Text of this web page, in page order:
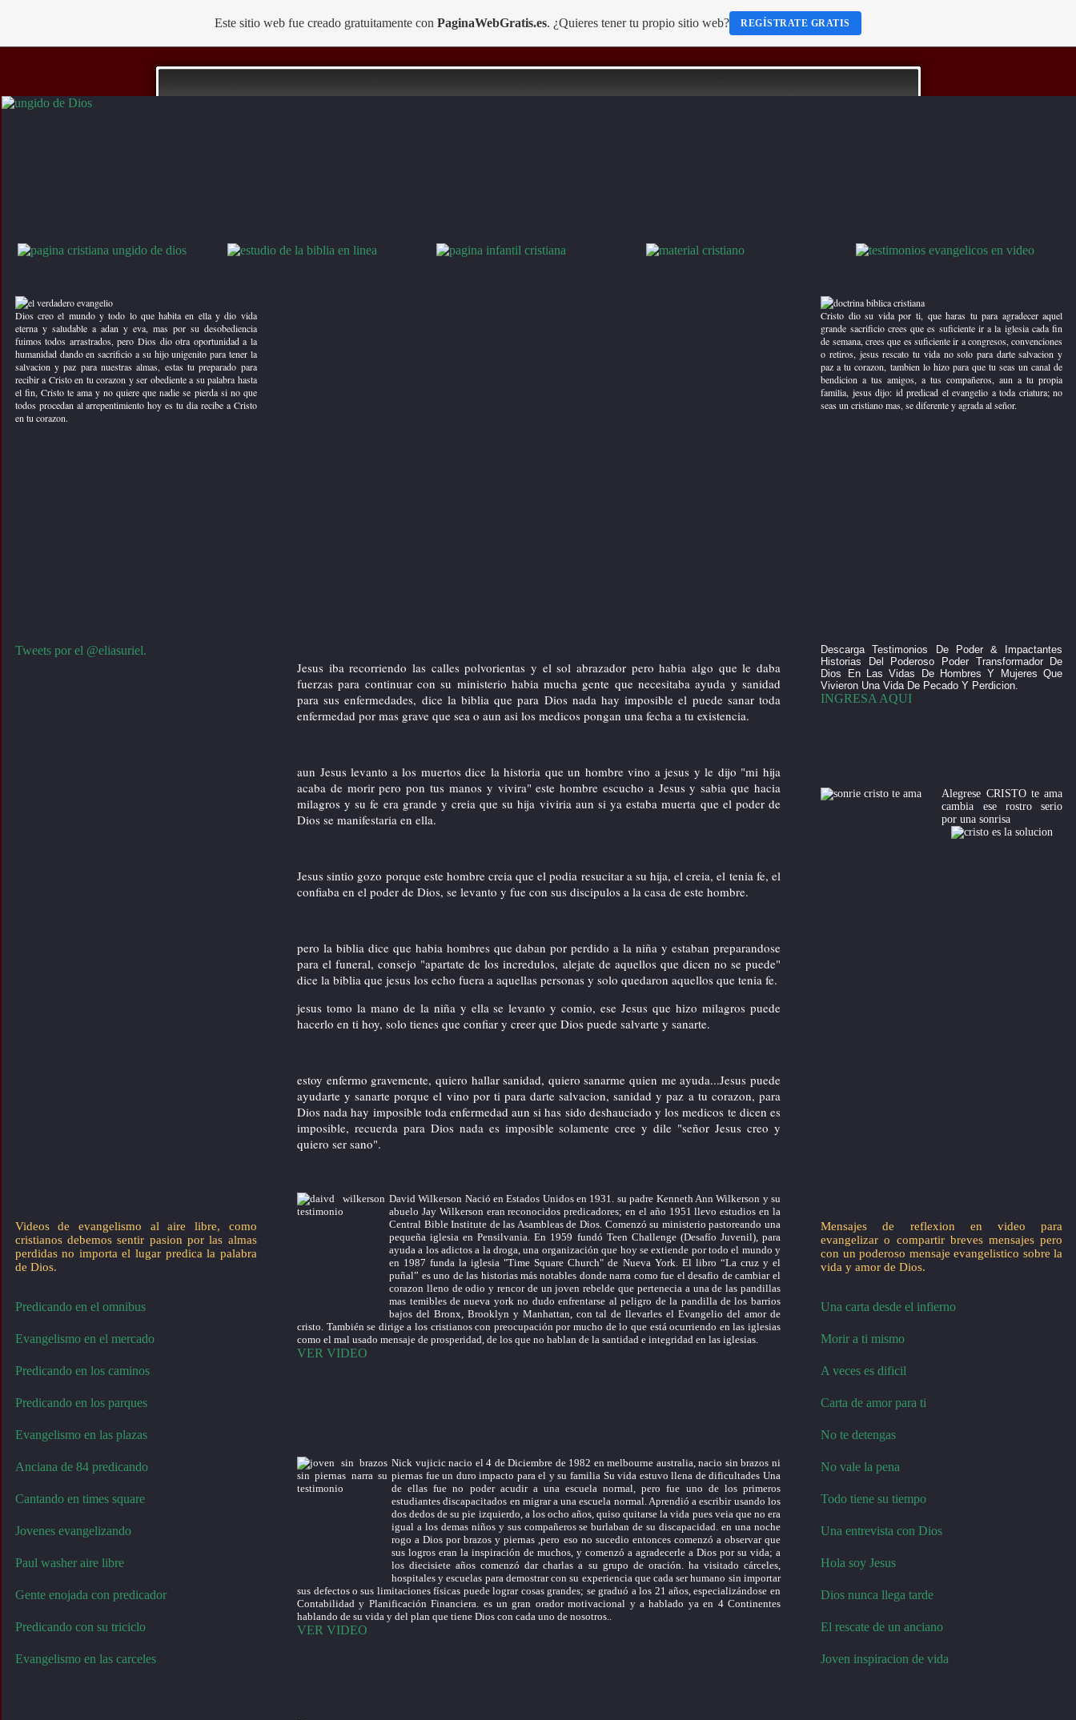
Testimonios Cristianos
Chat
predicas cristianas
recursos cristianos
evangelismo
=> joven inspiracion de vida
Dios creo el mundo y todo lo que habita en ella y dio vida
eterna y saludable a adan y eva, mas por su desobediencia
fuimos todos arrastrados, pero Dios dio otra oportunidad a la
humanidad dando en sacrificio a su hijo unigenito para tener la
salvacion y paz para nuestras almas, estas tu preparado para
recibir a Cristo en tu corazon y ser obediente a su palabra hasta
el fin, Cristo te ama y no quiere que nadie se pierda si no que
todos procedan al arrepentimiento hoy es tu dia recibe a Cristo
en tu corazon.
Cristo dio su vida por ti, que haras tu para agradecer aquel
grande sacrificio crees que es suficiente ir a la iglesia cada fin
de semana, crees que es suficiente ir a congresos, convenciones
o retiros, jesus rescato tu vida no solo para darte salvacion y
paz a tu corazon, tambien lo hizo para que tu seas un canal de
bendicion a tus amigos, a tus compañeros, aun a tu propia
familia, jesus dijo: id predicad el evangelio a toda criatura; no
seas un cristiano mas, se diferente y agrada al señor.
Tweets por el @eliasuriel.
Jesus iba recorriendo las calles polvorientas y el sol abrazador pero habia algo que le daba
fuerzas para continuar con su ministerio habia mucha gente que necesitaba ayuda y sanidad
para sus enfermedades, dice la biblia que para Dios nada hay imposible el puede sanar toda
enfermedad por mas grave que sea o aun asi los medicos pongan una fecha a tu existencia.
aun Jesus levanto a los muertos dice la historia que un hombre vino a jesus y le dijo "mi hija
acaba de morir pero pon tus manos y vivira" este hombre escucho a Jesus y sabia que hacia
milagros y su fe era grande y creia que su hija viviria aun si ya estaba muerta que el poder de
Dios se manifestaria en ella.
Jesus sintio gozo porque este hombre creia que el podia resucitar a su hija, el creia, el tenia fe, el
confiaba en el poder de Dios, se levanto y fue con sus discipulos a la casa de este hombre.
pero la biblia dice que habia hombres que daban por perdido a la niña y estaban preparandose
para el funeral, consejo "apartate de los incredulos, alejate de aquellos que dicen no se puede"
dice la biblia que jesus los echo fuera a aquellas personas y solo quedaron aquellos que tenia fe.
jesus tomo la mano de la niña y ella se levanto y comio, ese Jesus que hizo milagros puede
hacerlo en ti hoy, solo tienes que confiar y creer que Dios puede salvarte y sanarte.
estoy enfermo gravemente, quiero hallar sanidad, quiero sanarme quien me ayuda...Jesus puede
ayudarte y sanarte porque el vino por ti para darte salvacion, sanidad y paz a tu corazon, para
Dios nada hay imposible toda enfermedad aun si has sido deshauciado y los medicos te dicen es
imposible, recuerda para Dios nada es imposible solamente cree y dile "señor Jesus creo y
quiero ser sano".
Descarga Testimonios De Poder & Impactantes
Historias Del Poderoso Poder Transformador De
Dios En Las Vidas De Hombres Y Mujeres Que
Vivieron Una Vida De Pecado Y Perdicion.
INGRESA AQUI
Alegrese CRISTO te ama
cambia ese rostro serio
por una sonrisa
Videos de evangelismo al aire libre, como
cristianos debemos sentir pasion por las almas
perdidas no importa el lugar predica la palabra
de Dios.
Predicando en el omnibus
Evangelismo en el mercado
Predicando en los caminos
Predicando en los parques
Evangelismo en las plazas
Anciana de 84 predicando
Cantando en times square
Jovenes evangelizando
Paul washer aire libre
Gente enojada con predicador
Predicando con su triciclo
Evangelismo en las carceles
David Wilkerson Nació en Estados Unidos en 1931. su padre Kenneth Ann Wilkerson y su
abuelo Jay Wilkerson eran reconocidos predicadores; en el año 1951 llevo estudios en la
Central Bible Institute de las Asambleas de Dios. Comenzó su ministerio pastoreando una
pequeña iglesia en Pensilvania. En 1959 fundó Teen Challenge (Desafío Juvenil), para
ayuda a los adictos a la droga, una organización que hoy se extiende por todo el mundo y
en 1987 funda la iglesia "Time Square Church" de Nueva York. El libro “La cruz y el
puñal” es uno de las historias más notables donde narra como fue el desafio de cambiar el
corazon lleno de odio y rencor de un joven rebelde que pertenecia a una de las pandillas
mas temibles de nueva york no dudo enfrentarse al peligro de la pandilla de los barrios
bajos del Bronx, Brooklyn y Manhattan, con tal de llevarles el Evangelio del amor de
cristo. También se dirige a los cristianos con preocupación por mucho de lo que está ocurriendo en las iglesias
como el mal usado mensaje de prosperidad, de los que no hablan de la santidad e integridad en las iglesias.
VER VIDEO
Nick vujicic nacio el 4 de Diciembre de 1982 en melbourne australia, nacio sin brazos ni
piernas fue un duro impacto para el y su familia Su vida estuvo llena de dificultades Una
de ellas fue no poder acudir a una escuela normal, pero fue uno de los primeros
estudiantes discapacitados en migrar a una escuela normal. Aprendió a escribir usando los
dos dedos de su pie izquierdo, a los ocho años, quiso quitarse la vida pues veia que no era
igual a los demas niños y sus compañeros se burlaban de su discapacidad. en una noche
rogo a Dios por brazos y piernas ,pero eso no sucedio entonces comenzó a observar que
sus logros eran la inspiración de muchos, y comenzó a agradecerle a Dios por su vida; a
los diecisiete años comenzó dar charlas a su grupo de oración. ha visitado cárceles,
hospitales y escuelas para demostrar con su experiencia que cada ser humano sin importar
sus defectos o sus limitaciones físicas puede lograr cosas grandes; se graduó a los 21 años, especializándose en
Contabilidad y Planificación Financiera. es un gran orador motivacional y a hablado ya en 4 Continentes
hablando de su vida y del plan que tiene Dios con cada uno de nosotros..
VER VIDEO
Mensajes de reflexion en video para
evangelizar o compartir breves mensajes pero
con un poderoso mensaje evangelistico sobre la
vida y amor de Dios.
Una carta desde el infierno
Morir a ti mismo
A veces es dificil
Carta de amor para ti
No te detengas
No vale la pena
Todo tiene su tiempo
Una entrevista con Dios
Hola soy Jesus
Dios nunca llega tarde
El rescate de un anciano
Joven inspiracion de vida
Dios creo el mundo y todo lo que habita
otra oportunidad a la humanidad dando
en sacrificio a su hijo unigenito para
tener la salvacion y paz para nuestras
almas, estas tu preparado para recibir a
Cristo en tu corazon y ser obediente a
su palabra hasta el fin, Cristo te ama y
no quiere que nadie se pierda si no que
todos procedan al arrepentimiento hoy
es tu dia recibe a Cristo en tu corazon.
Contenido del 1.Box (derecha)
Hoy habia 67 visitantes (69 clics a subpáginas) ¡Aqui en esta página!
Este sitio web fue creado gratuitamente conPaginaWebGratis.es. ¿Quieres tener tu propio sitio web? REGÍSTRATE GRATIS